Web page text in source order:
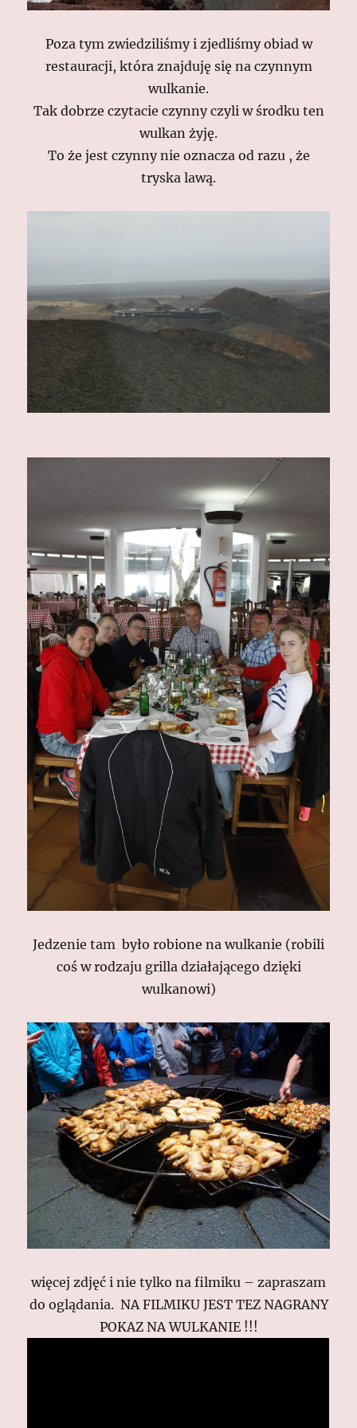
Poza tym zwiedziliśmy i zjedliśmy obiad w
restauracji, która znajduję się na czynnym
wulkanie.
Tak dobrze czytacie czynny czyli w środku ten
wulkan żyję.
To że jest czynny nie oznacza od razu , że
tryska lawą.
Jedzenie tam było robione na wulkanie (robili
coś w rodzaju grilla działającego dzięki
wulkanowi)
więcej zdjęć i nie tylko na filmiku – zapraszam
do oglądania. NA FILMIKU JEST TEZ NAGRANY
POKAZ NA WULKANIE !!!